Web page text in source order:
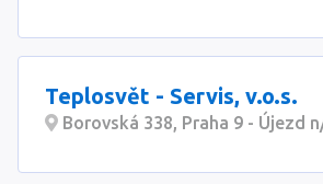
Teplosvět - Servis, v.o.s.
Borovská 338, Praha 9 - Újezd